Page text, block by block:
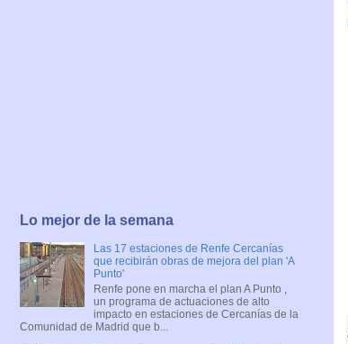
Lo mejor de la semana
Las 17 estaciones de Renfe Cercanías
que recibirán obras de mejora del plan 'A
Punto'
Renfe pone en marcha el plan A Punto ,
un programa de actuaciones de alto
impacto en estaciones de Cercanías de la
Comunidad de Madrid que b...